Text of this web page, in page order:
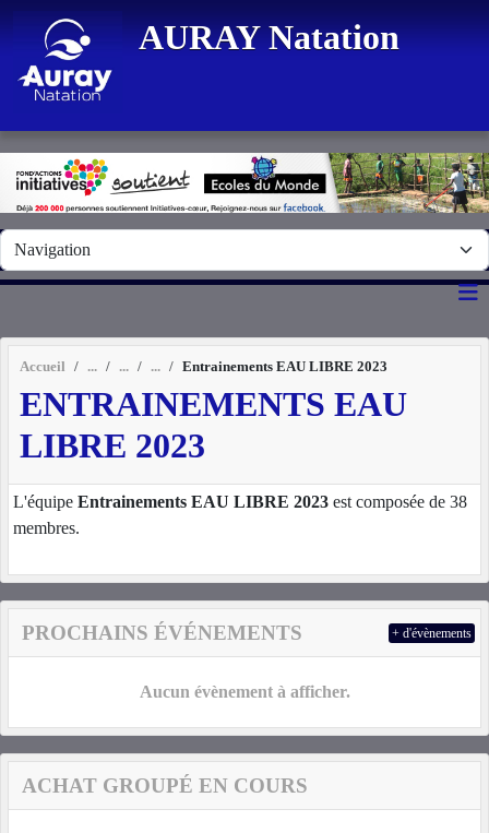
AURAY Natation
Accueil Entrainements EAU LIBRE 2023
ENTRAINEMENTS EAU
LIBRE 2023
L'équipe Entrainements EAU LIBRE 2023 est composée de 38
membres.
PROCHAINS ÉVÉNEMENTS
Aucun évènement à afficher.
+ d'évènements
ACHAT GROUPÉ EN COURS
Panneau de gestion des cookies